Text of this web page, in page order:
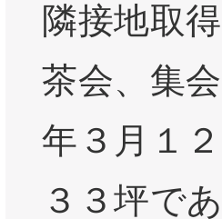
隣接地取
茶会、集
年３月１
３３坪で